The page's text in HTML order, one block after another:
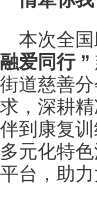
本次全
融爱同行 ”
街道慈善
求，深耕
伴到康复
多元化特
平台，助